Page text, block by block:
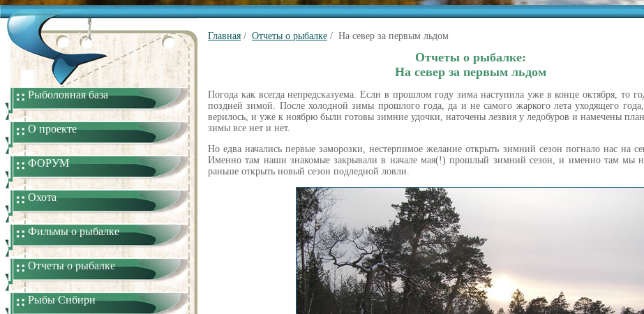
Рыболовная база
О проекте
ФОРУМ
Охота
Фильмы о рыбалке
Отчеты о рыбалке
Рыбы Сибири
Главная / Отчеты о рыбалке / На север за первым льдом
Отчеты о рыбалке:
На север за первым льдом
Погода как всегда непредсказуема. Если в прошлом году зима наступила уже в конце октября, то
поздней зимой. После холодной зимы прошлого года, да и не самого жаркого лета уходящего
верилось, и уже к ноябрю были готовы зимние удочки, наточены лезвия у ледобуров и намечены
зимы все нет и нет.
Но едва начались первые заморозки, нестерпимое желание открыть зимний сезон погнало нас на
Именно там наши знакомые закрывали в начале мая(!) прошлый зимний сезон, и именно там мы
раньше открыть новый сезон подледной ловли.